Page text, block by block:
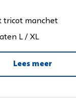
tricot manchet
L / XL
Lees meer